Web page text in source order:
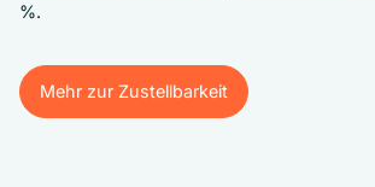
%.
Mehr zur Zustellbarkeit
Mehr zur Zustellbarkeit